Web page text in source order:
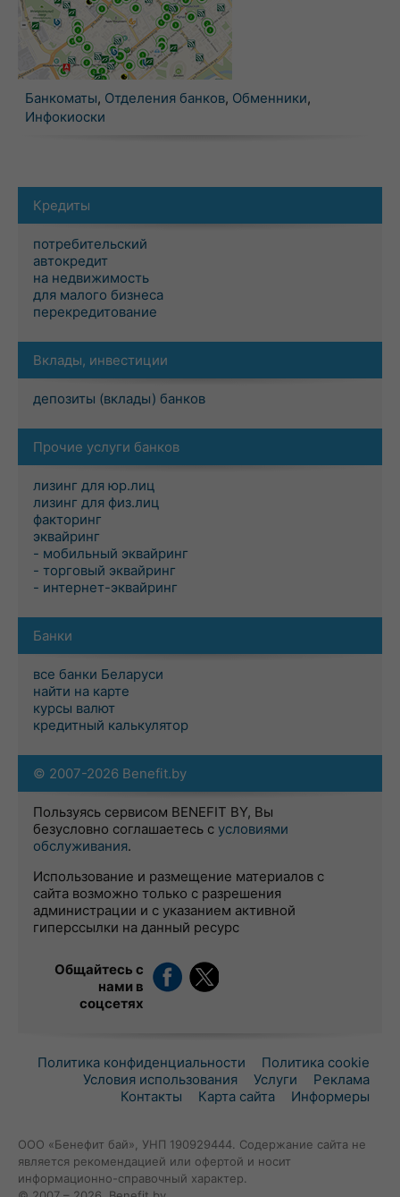
Банкоматы, Отделения банков, Обменники,
Инфокиоски
Кредиты
потребительский
автокредит
на недвижимость
для малого бизнеса
перекредитование
Вклады, инвестиции
депозиты (вклады) банков
Прочие услуги банков
лизинг для юр.лиц
лизинг для физ.лиц
факторинг
эквайринг
- мобильный эквайринг
- торговый эквайринг
- интернет-эквайринг
Банки
все банки Беларуси
найти на карте
курсы валют
кредитный калькулятор
© 2007-2026 Benefit.by
Пользуясь сервисом BENEFIT BY, Вы
безусловно соглашаетесь с условиями
обслуживания.
Использование и размещение материалов с
сайта возможно только с разрешения
администрации и с указанием активной
гиперссылки на данный ресурс
Общайтесь с
нами в
соцсетях
Политика конфиденциальности
Политика cookie
Условия использования
Услуги
Реклама
Контакты
Карта сайта Информеры
ООО «Бенефит бай», УНП 190929444. Содержание сайта не
является рекомендацией или офертой и носит
информационно-справочный характер.